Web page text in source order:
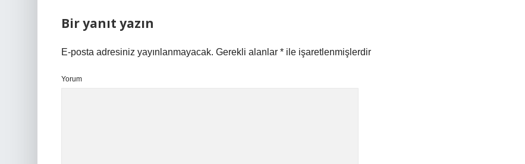
Bir yanıt yazın
E-posta adresiniz yayınlanmayacak. Gerekli alanlar * ile işaretlenmişlerdir
Yorum